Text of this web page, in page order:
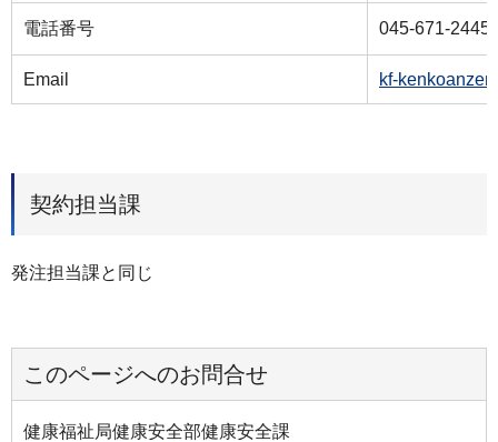
電話番号 045-671-2445
Email kf-
契約担当課
発注担当課と同じ
このページへのお問合せ
健康福祉局健康安全部健康安全課